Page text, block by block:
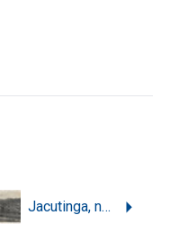
Jacutinga, no distrito de Catanduvas, em Joaçaba